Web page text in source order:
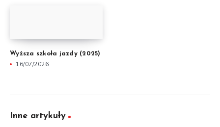
Wyższa szkoła jazdy (2025)
16/07/2026
Inne artykuły